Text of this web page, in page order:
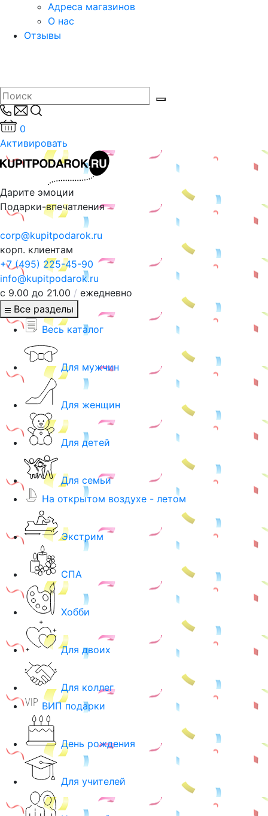
Адреса магазинов
О нас
Отзывы
0
Активировать
Дарите эмоции
Подарки-впечатления
corp@kupitpodarok.ru
корп. клиентам
+7 (495) 225-45-90
info@kupitpodarok.ru
с 9.00 до 21.00 / ежедневно
Все разделы
Весь каталог
Для мужчин
Для женщин
Для детей
Для семьи
На открытом воздухе - летом
Экстрим
СПА
Хобби
Для двоих
Для коллег
ВИП подарки
День рождения
Для учителей